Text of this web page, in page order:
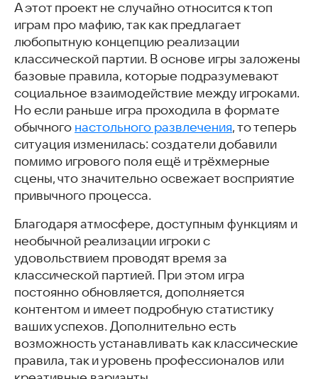
А этот проект не случайно относится к топ
играм про мафию, так как предлагает
любопытную концепцию реализации
классической партии. В основе игры заложены
базовые правила, которые подразумевают
социальное взаимодействие между игроками.
Но если раньше игра проходила в формате
обычного настольного развлечения, то теперь
ситуация изменилась: создатели добавили
помимо игрового поля ещё и трёхмерные
сцены, что значительно освежает восприятие
привычного процесса.
Благодаря атмосфере, доступным функциям и
необычной реализации игроки с
удовольствием проводят время за
классической партией. При этом игра
постоянно обновляется, дополняется
контентом и имеет подробную статистику
ваших успехов. Дополнительно есть
возможность устанавливать как классические
правила, так и уровень профессионалов или